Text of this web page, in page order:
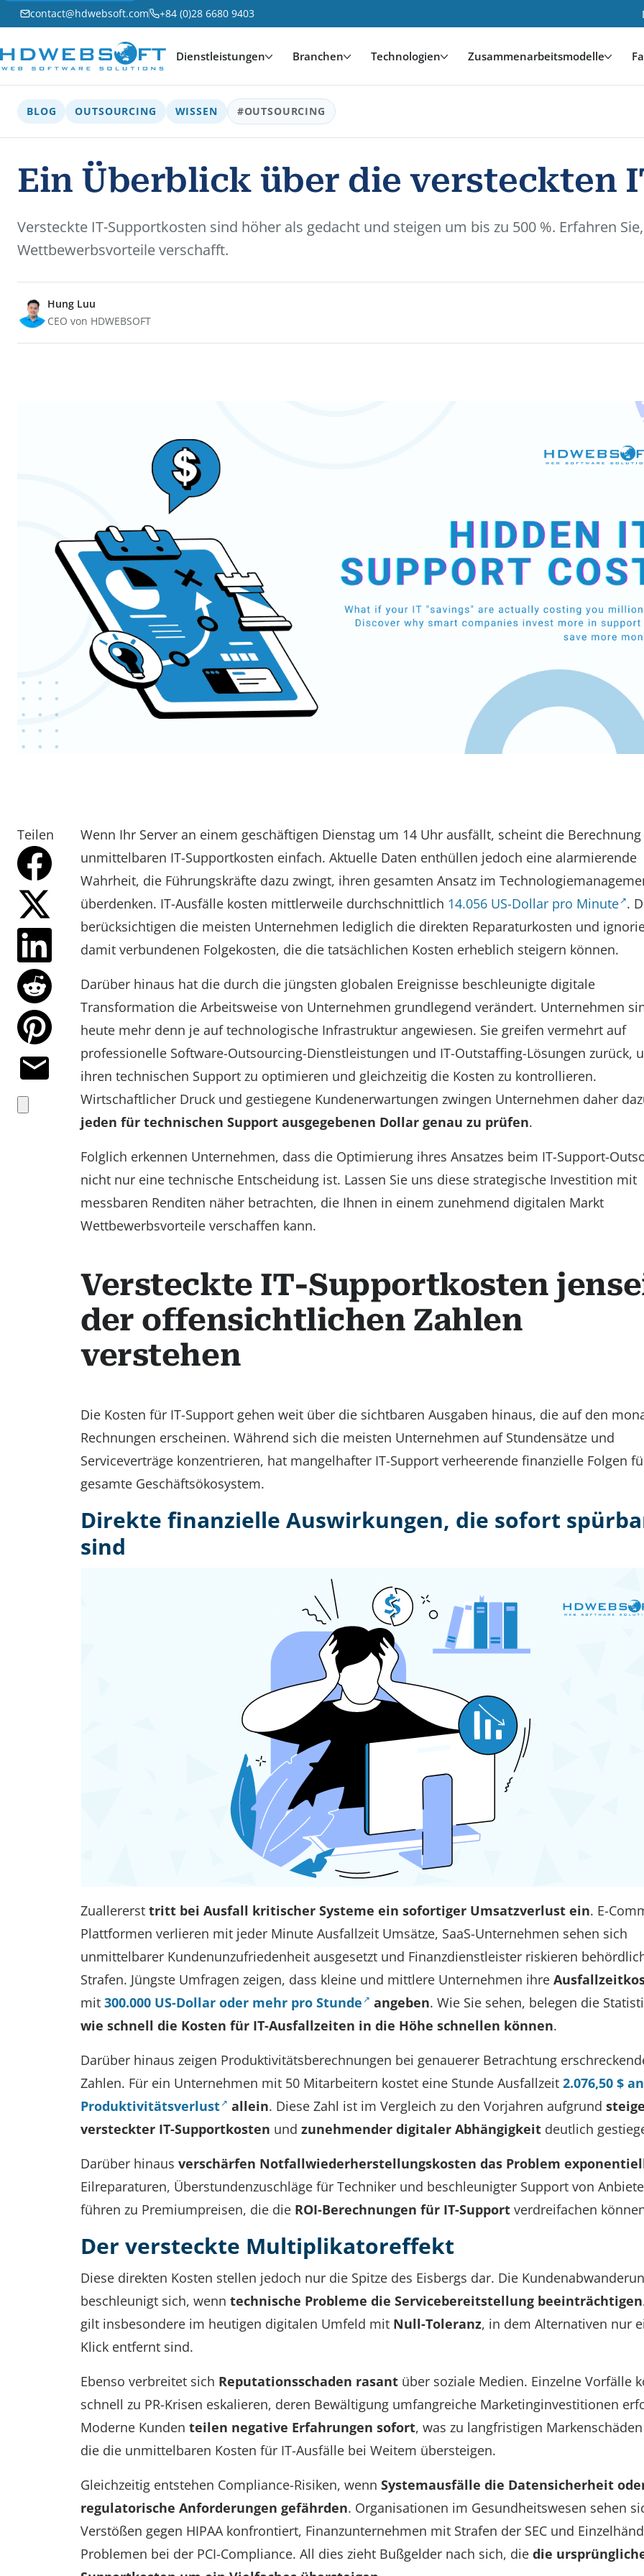
contact@hdwebsoft.com +84 (0)28 6680 9403
Dienstleistungen Branchen Technologien Zusammenarbeitsmodelle
BLOG OUTSOURCING WISSEN #OUTSOURCING
Ein Überblick über die versteckten
Versteckte IT-Supportkosten sind höher als gedacht und steigen um bis zu 500 %. Erfahren
Wettbewerbsvorteile verschafft.
Hung Luu
CEO von HDWEBSOFT
Teilen
Wenn Ihr Server an einem geschäftigen Dienstag um 14 Uhr ausfällt, scheint die
unmittelbaren IT-Supportkosten einfach. Aktuelle Daten enthüllen jedoch eine alarmierende
Wahrheit, die Führungskräfte dazu zwingt, ihren gesamten Ansatz im
überdenken. IT-Ausfälle kosten mittlerweile durchschnittlich 14.056 US-Dollar pro Minute .
berücksichtigen die meisten Unternehmen lediglich die direkten Reparaturkosten und
damit verbundenen Folgekosten, die die tatsächlichen Kosten erheblich steigern können.
Darüber hinaus hat die durch die jüngsten globalen Ereignisse beschleunigte digitale
Transformation die Arbeitsweise von Unternehmen grundlegend verändert. Unternehmen
heute mehr denn je auf technologische Infrastruktur angewiesen. Sie greifen vermehrt auf
professionelle Software-Outsourcing-Dienstleistungen und IT-Outstaffing-Lösungen zurück,
ihren technischen Support zu optimieren und gleichzeitig die Kosten zu kontrollieren.
Wirtschaftlicher Druck und gestiegene Kundenerwartungen zwingen Unternehmen daher
jeden für technischen Support ausgegebenen Dollar genau zu prüfen.
Folglich erkennen Unternehmen, dass die Optimierung ihres Ansatzes beim IT-Support-
nicht nur eine technische Entscheidung ist. Lassen Sie uns diese strategische Investition mit
messbaren Renditen näher betrachten, die Ihnen in einem zunehmend digitalen Markt
Wettbewerbsvorteile verschaffen kann.
Versteckte IT-Supportkosten
der offensichtlichen Zahlen
verstehen
Die Kosten für IT-Support gehen weit über die sichtbaren Ausgaben hinaus, die auf den
Rechnungen erscheinen. Während sich die meisten Unternehmen auf Stundensätze und
Serviceverträge konzentrieren, hat mangelhafter IT-Support verheerende finanzielle Folgen
gesamte Geschäftsökosystem.
Direkte finanzielle Auswirkungen, die sofort
sind
Zuallererst tritt bei Ausfall kritischer Systeme ein sofortiger Umsatzverlust ein. E-
Plattformen verlieren mit jeder Minute Ausfallzeit Umsätze, SaaS-Unternehmen sehen sich
unmittelbarer Kundenunzufriedenheit ausgesetzt und Finanzdienstleister riskieren
Strafen. Jüngste Umfragen zeigen, dass kleine und mittlere Unternehmen ihre
mit 300.000 US-Dollar oder mehr pro Stunde angeben. Wie Sie sehen, belegen die
wie schnell die Kosten für IT-Ausfallzeiten in die Höhe schnellen können.
Darüber hinaus zeigen Produktivitätsberechnungen bei genauerer Betrachtung
Zahlen. Für ein Unternehmen mit 50 Mitarbeitern kostet eine Stunde Ausfallzeit 2.076,50 $ an
Produktivitätsverlust
allein. Diese Zahl ist im Vergleich zu den Vorjahren aufgrund
versteckter IT-Supportkosten und zunehmender digitaler Abhängigkeit deutlich
Darüber hinaus verschärfen Notfallwiederherstellungskosten das Problem
Eilreparaturen, Überstundenzuschläge für Techniker und beschleunigter Support von
führen zu Premiumpreisen, die die ROI-Berechnungen für IT-Support verdreifachen
Der versteckte Multiplikatoreffekt
Diese direkten Kosten stellen jedoch nur die Spitze des Eisbergs dar. Die
beschleunigt sich, wenn technische Probleme die Servicebereitstellung beeinträchtigen
gilt insbesondere im heutigen digitalen Umfeld mit Null-Toleranz, in dem Alternativen nur
Klick entfernt sind.
Ebenso verbreitet sich Reputationsschaden rasant über soziale Medien. Einzelne Vorfälle
schnell zu PR-Krisen eskalieren, deren Bewältigung umfangreiche Marketinginvestitionen
Moderne Kunden teilen negative Erfahrungen sofort, was zu langfristigen
die die unmittelbaren Kosten für IT-Ausfälle bei Weitem übersteigen.
Gleichzeitig entstehen Compliance-Risiken, wenn Systemausfälle die Datensicherheit
regulatorische Anforderungen gefährden. Organisationen im Gesundheitswesen sehen
Verstößen gegen HIPAA konfrontiert, Finanzunternehmen mit Strafen der SEC und
Problemen bei der PCI-Compliance. All dies zieht Bußgelder nach sich, die die